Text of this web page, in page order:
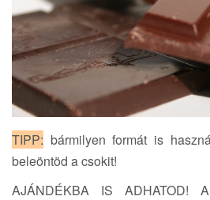
TIPP: bármilyen formát is
beleöntöd a csokit!
AJÁNDÉKBA IS ADHATOD!